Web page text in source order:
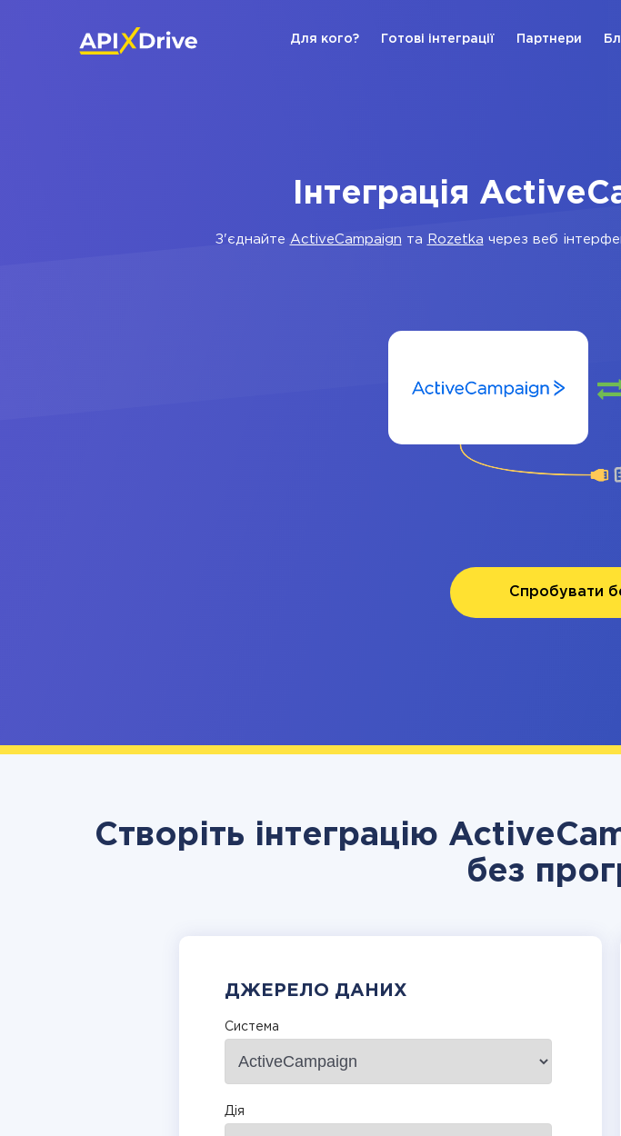
Для кого? Готові інтеграції Партнери
Інтеграція
З'єднайте ActiveCampaign та Rozetka через веб
Спробувати
Створіть інтеграцію
без
ДЖЕРЕЛО ДАНИХ
Система
Дія